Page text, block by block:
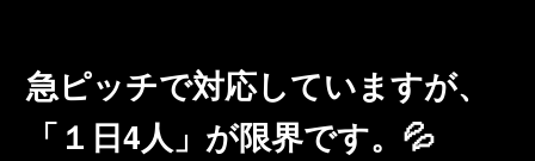
急ピッチで対応していますが、
「１日4人」が限界です。💦